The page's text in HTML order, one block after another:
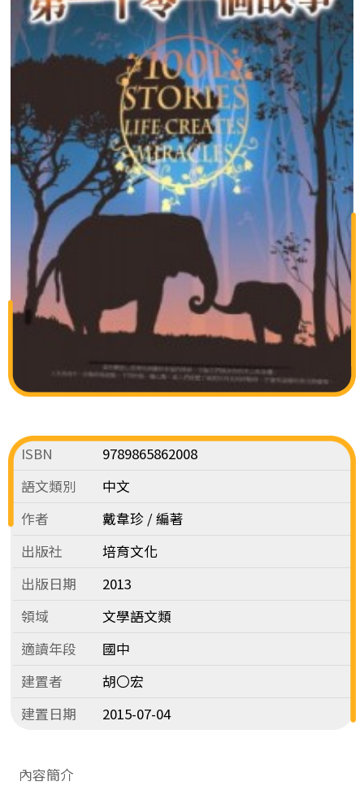
ISBN
9789865862008
語文類別
中文
作者
戴韋珍 / 編著
出版社
培育文化
出版日期
2013
領域
文學語文類
適讀年段
國中
建置者
胡〇宏
建置日期
2015-07-04
內容簡介